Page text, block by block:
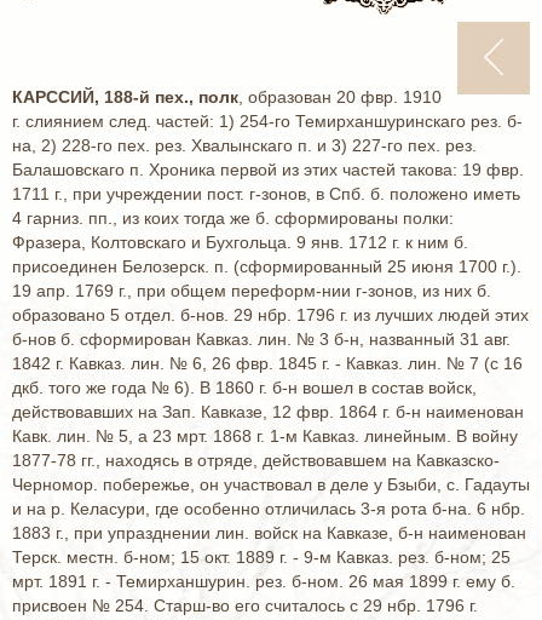
КАРССИЙ, 188-й пех., полк , образован 20 фвр. 1910
г. слиянием след. частей: 1) 254-го Темирханшуринскаго рез. б-
на, 2) 228-го пех. рез. Хвалынскаго п. и 3) 227-го пех. рез.
Балашовскаго п. Хроника первой из этих частей такова: 19 фвр.
1711 г., при учреждении пост. г-зонов, в Спб. б. положено иметь
4 гарниз. пп., из коих тогда же б. сформированы полки:
Фразера, Колтовскаго и Бухгольца. 9 янв. 1712 г. к ним б.
присоединен Белозерск. п. (сформированный 25 июня 1700 г.).
19 апр. 1769 г., при общем переформ-нии г-зонов, из них б.
образовано 5 отдел. б-нов. 29 нбр. 1796 г. из лучших людей этих
б-нов б. сформирован Кавказ. лин. № 3 б-н, названный 31 авг.
1842 г. Кавказ. лин. № 6, 26 фвр. 1845 г. - Кавказ. лин. № 7 (с 16
дкб. того же года № 6). В 1860 г. б-н вошел в состав войск,
действовавших на Зап. Кавказе, 12 фвр. 1864 г. б-н наименован
Кавк. лин. № 5, а 23 мрт. 1868 г. 1-м Кавказ. линейным. В войну
1877-78 гг., находясь в отряде, действовавшем на Кавказско-
Черномор. побережье, он участвовал в деле у Бзыби, с. Гадауты
и на р. Келасури, где особенно отличилась 3-я рота б-на. 6 нбр.
1883 г., при упразднении лин. войск на Кавказе, б-н наименован
Терск. местн. б-ном; 15 окт. 1889 г. - 9-м Кавказ. рез. б-ном; 25
мрт. 1891 г. - Темирханшурин. рез. б-ном. 26 мая 1899 г. ему б.
присвоен № 254. Старш-во его считалось с 29 нбр. 1796 г.